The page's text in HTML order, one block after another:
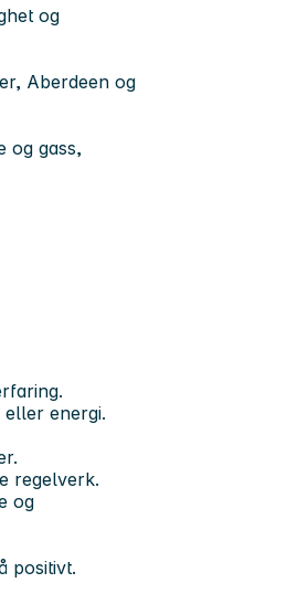
og
Aberdeen og
og gass,
energi.
regelverk.
og
positivt.